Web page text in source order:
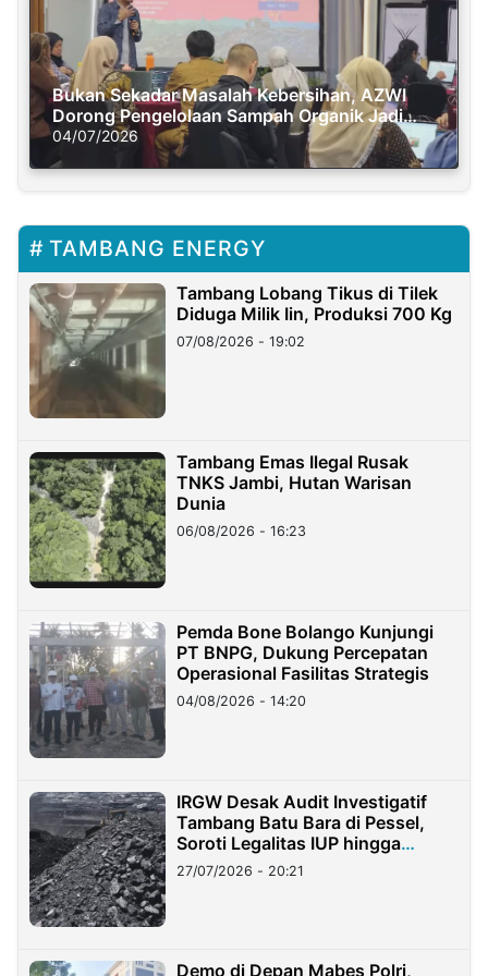
Bukan Sekadar Masalah Kebersihan, AZWI
Dorong Pengelolaan Sampah Organik Jadi
Solusi Krisis Iklim
04/07/2026
TAMBANG ENERGY
Tambang Lobang Tikus di Tilek
Diduga Milik Iin, Produksi 700 Kg
07/08/2026 - 19:02
Tambang Emas Ilegal Rusak
TNKS Jambi, Hutan Warisan
Dunia
06/08/2026 - 16:23
Pemda Bone Bolango Kunjungi
PT BNPG, Dukung Percepatan
Operasional Fasilitas Strategis
04/08/2026 - 14:20
IRGW Desak Audit Investigatif
Tambang Batu Bara di Pessel,
Soroti Legalitas IUP hingga
Stockpile
27/07/2026 - 20:21
Demo di Depan Mabes Polri,